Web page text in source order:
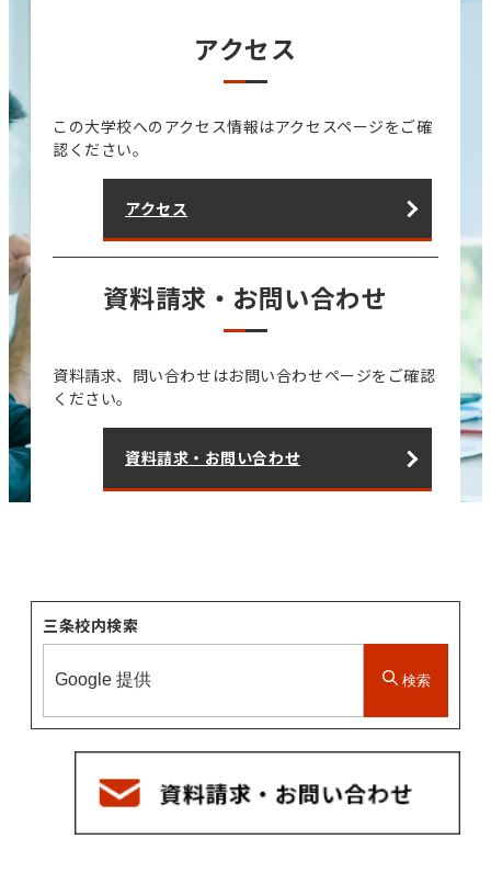
三条校内検索
検索
アクセス
この大学校へのアクセス情報はアクセスページをご確
認ください。
アクセス
資料請求・お問い合わせ
資料請求、問い合わせはお問い合わせページをご確認
ください。
資料請求・お問い合わせ